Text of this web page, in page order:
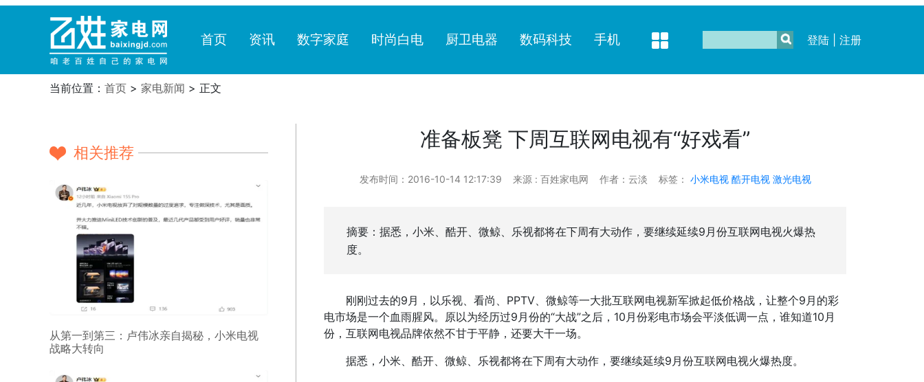
首页 资讯 数字家庭 时尚白电 厨卫电器 数码科技 手机 登陆| 注册
当前位置： 首页 > 家电新闻 > 正文
相关推荐
从第一到第三：卢伟冰亲自揭秘，小米电视
战略大转向
准备板凳 下周互联网电视有“好戏看”
发布时间：2016-10-14 12:17:39 来源 : 百姓家电网 作者：云淡 标签： 小米电视 酷开电视 激光电视
摘要：据悉，小米、酷开、微鲸、乐视都将在下周有大动作，要继续延续9月份互联网电视火爆热
度。
刚刚过去的9月，以乐视、看尚、PPTV、微鲸等一大批互联网电视新军掀起低价格战，让整个9月的彩
电市场是一个血雨腥风。原以为经历过9月份的“大战”之后，10月份彩电市场会平淡低调一点，谁知道10月
份，互联网电视品牌依然不甘于平静，还要大干一场。
据悉，小米、酷开、微鲸、乐视都将在下周有大动作，要继续延续9月份互联网电视火爆热度。